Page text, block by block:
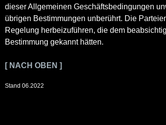
dieser Allgemeinen Geschäftsbedingungen
übrigen Bestimmungen unberührt. Die
Regelung herbeizuführen, die dem
Bestimmung gekannt hätten.
[ NACH OBEN ]
Stand 06.2022